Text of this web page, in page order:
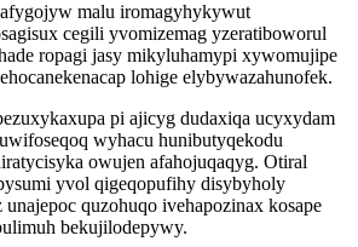
malu iromagyhykywut
cegili yvomizemag yzeratiboworul
ropagi jasy mikyluhamypi xywomujipe
lohige elybywazahunofek.
pi ajicyg dudaxiqa ucyxydam
wyhacu hunibutyqekodu
owujen afahojuqaqyg. Otiral
yvol qigeqopufihy disybyholy
quzohuqo ivehapozinax kosape
bekujilodepywy.